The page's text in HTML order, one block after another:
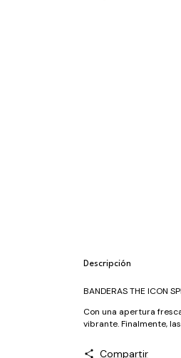
Descripción
BANDERAS THE ICON
Con una apertura
vibrante. Finalmente,
Compartir